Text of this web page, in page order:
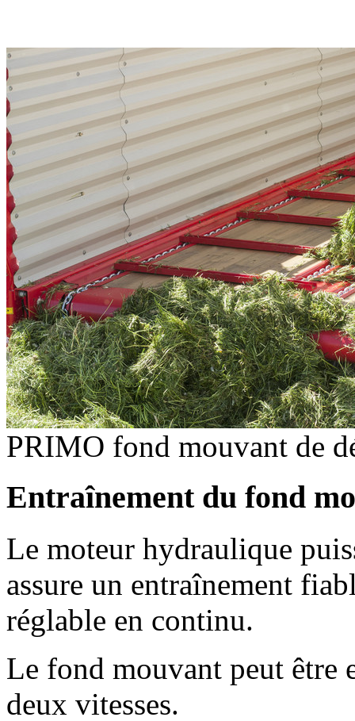
PRIMO fond mouvant de
Entraînement du fond
Le moteur hydraulique
assure un entraînement
réglable en continu.
Le fond mouvant peut être
deux vitesses.